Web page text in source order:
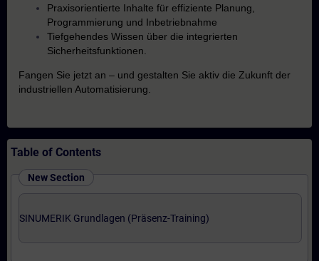
Praxisorientierte Inhalte für effiziente Planung,
Programmierung und Inbetriebnahme
Tiefgehendes Wissen über die integrierten
Sicherheitsfunktionen.
Fangen Sie jetzt an – und gestalten Sie aktiv die Zukunft der
industriellen Automatisierung.
Table of Contents
New Section
SINUMERIK Grundlagen (Präsenz-Training)